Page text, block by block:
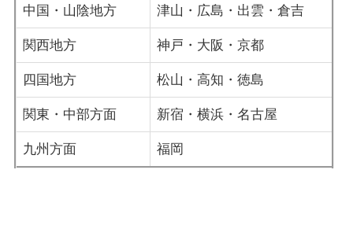
中国・山陰地方 津山・広島・出雲・倉吉
関西地方 神戸・大阪・京都
四国地方 松山・高知・徳島
関東・中部方面 新宿・横浜・名古屋
九州方面 福岡